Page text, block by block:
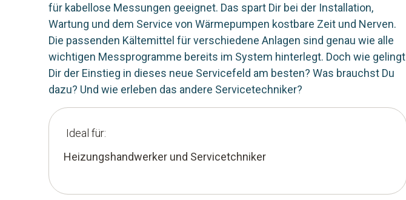
für kabellose Messungen geeignet. Das spart Dir bei der Installation,
Wartung und dem Service von Wärmepumpen kostbare Zeit und Nerven.
Die passenden Kältemittel für verschiedene Anlagen sind genau wie alle
wichtigen Messprogramme bereits im System hinterlegt. Doch wie gelingt
Dir der Einstieg in dieses neue Servicefeld am besten? Was brauchst Du
dazu? Und wie erleben das andere Servicetechniker?
Ideal für:
Heizungshandwerker und Servicetchniker